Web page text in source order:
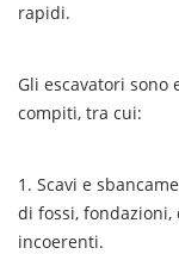
rapidi.
Gli escavatori sono
compiti, tra cui:
1. Scavi e
di fossi,
incoerenti.